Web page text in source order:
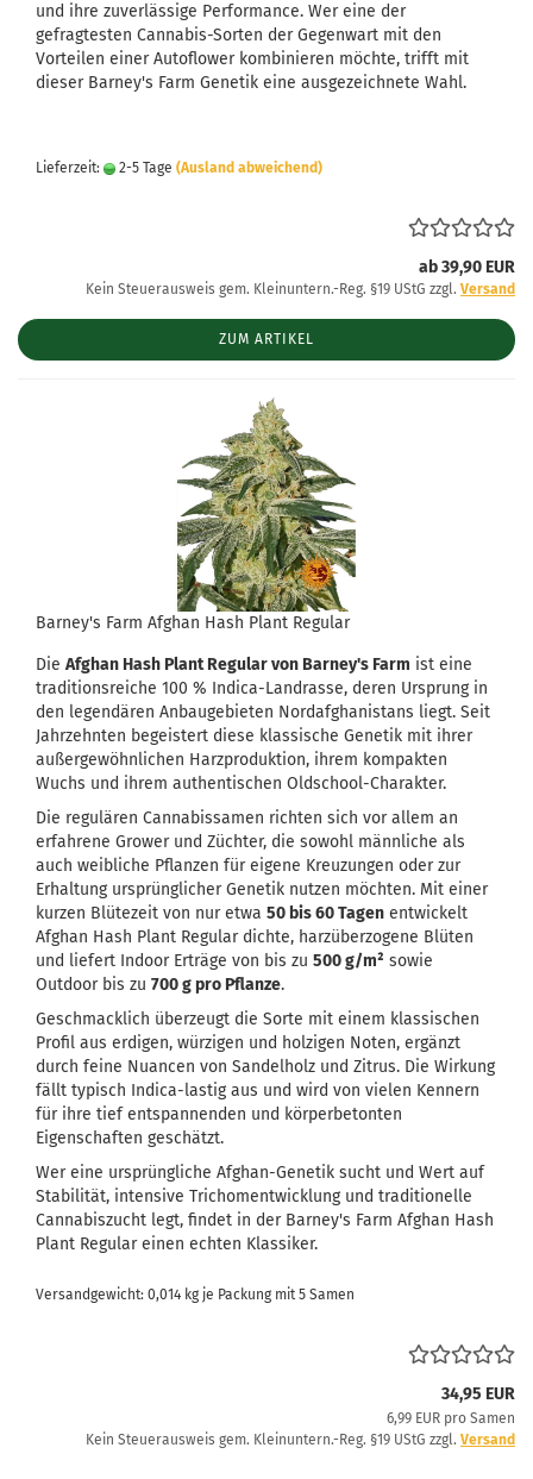
und ihre zuverlässige Performance. Wer eine der
gefragtesten Cannabis-Sorten der Gegenwart mit den
Vorteilen einer Autoflower kombinieren möchte, trifft mit
dieser Barney's Farm Genetik eine ausgezeichnete Wahl.
Lieferzeit: 2-5 Tage (Ausland abweichend)
ab 39,90 EUR
Kein Steuerausweis gem. Kleinuntern.-Reg. §19 UStG zzgl. Versand
ZUM ARTIKEL
Barney's Farm Afghan Hash Plant Regular
Die Afghan Hash Plant Regular von Barney's Farm ist eine
traditionsreiche 100 % Indica-Landrasse, deren Ursprung in
den legendären Anbaugebieten Nordafghanistans liegt. Seit
Jahrzehnten begeistert diese klassische Genetik mit ihrer
außergewöhnlichen Harzproduktion, ihrem kompakten
Wuchs und ihrem authentischen Oldschool-Charakter.
Die regulären Cannabissamen richten sich vor allem an
erfahrene Grower und Züchter, die sowohl männliche als
auch weibliche Pflanzen für eigene Kreuzungen oder zur
Erhaltung ursprünglicher Genetik nutzen möchten. Mit einer
kurzen Blütezeit von nur etwa 50 bis 60 Tagen entwickelt
Afghan Hash Plant Regular dichte, harzüberzogene Blüten
und liefert Indoor Erträge von bis zu 500 g/m² sowie
Outdoor bis zu 700 g pro Pflanze.
Geschmacklich überzeugt die Sorte mit einem klassischen
Profil aus erdigen, würzigen und holzigen Noten, ergänzt
durch feine Nuancen von Sandelholz und Zitrus. Die Wirkung
fällt typisch Indica-lastig aus und wird von vielen Kennern
für ihre tief entspannenden und körperbetonten
Eigenschaften geschätzt.
Wer eine ursprüngliche Afghan-Genetik sucht und Wert auf
Stabilität, intensive Trichomentwicklung und traditionelle
Cannabiszucht legt, findet in der Barney's Farm Afghan Hash
Plant Regular einen echten Klassiker.
Versandgewicht: 0,014 kg je Packung mit 5 Samen
34,95 EUR
6,99 EUR pro Samen
Kein Steuerausweis gem. Kleinuntern.-Reg. §19 UStG zzgl. Versand